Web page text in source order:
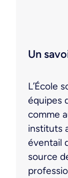
Un
L’École
équipes
comme
instituts
éventail
source